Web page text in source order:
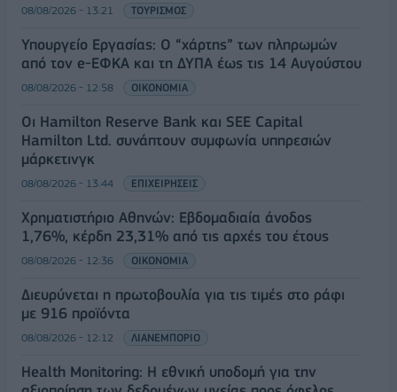
08/08/2026 - 13:21 ΤΟΥΡΙΣΜΟΣ
Υπουργείο Εργασίας: Ο “χάρτης” των πληρωμών
από τον e-ΕΦΚΑ και τη ΔΥΠΑ έως τις 14 Αυγούστου
08/08/2026 - 12:58 ΟΙΚΟΝΟΜΙΑ
Οι Hamilton Reserve Bank και SEE Capital
Hamilton Ltd. συνάπτουν συμφωνία υπηρεσιών
μάρκετινγκ
08/08/2026 - 13:44 ΕΠΙΧΕΙΡΗΣΕΙΣ
Χρηματιστήριο Αθηνών: Εβδομαδιαία άνοδος
1,76%, κέρδη 23,31% από τις αρχές του έτους
08/08/2026 - 12:36 ΟΙΚΟΝΟΜΙΑ
Διευρύνεται η πρωτοβουλία για τις τιμές στο ράφι
με 916 προϊόντα
08/08/2026 - 12:12 ΛΙΑΝΕΜΠΟΡΙΟ
Health Monitoring: Η εθνική υποδομή για την